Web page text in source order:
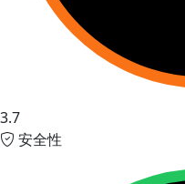
3.7
安全性